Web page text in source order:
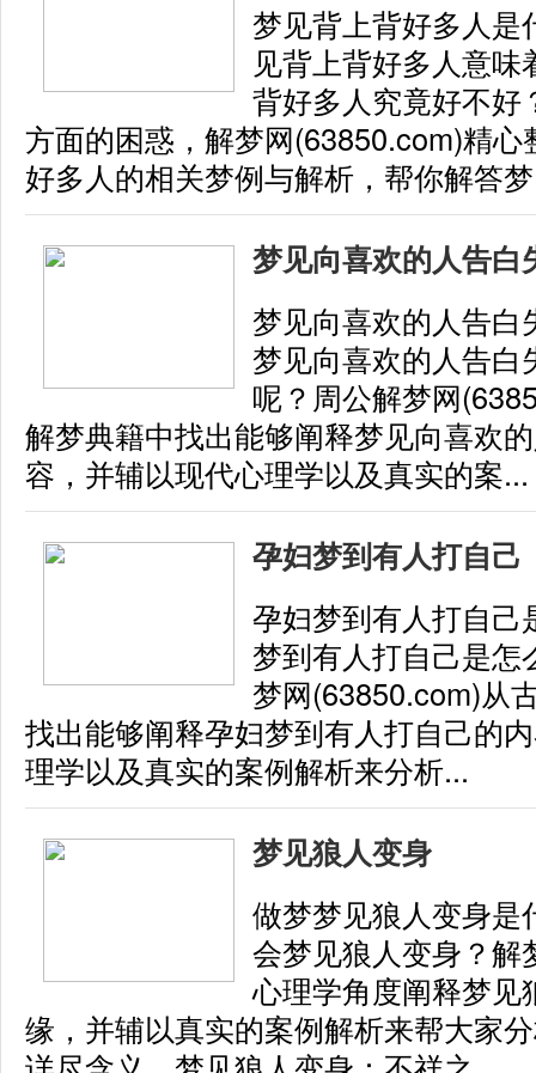
梦见背上背好多人是
见背上背好多人意
背好多人究竟好不好
方面的困惑，解梦网(63850.com)精心
好多人的相关梦例与解析，帮你解答
梦见向喜欢的人告白
梦见向喜欢的人告白
梦见向喜欢的人告白
呢？周公解梦网
解梦典籍中找出能够阐释梦见向喜欢
容，并辅以现代心理学以及真实的案...
孕妇梦到有人打自己
孕妇梦到有人打自己
梦到有人打自己是怎
梦网(63850.com)从
找出能够阐释孕妇梦到有人打自己的
理学以及真实的案例解析来分析...
梦见狼人变身
做梦梦见狼人变身是
会梦见狼人变身？解
心理学角度阐释梦见
缘，并辅以真实的案例解析来帮大家